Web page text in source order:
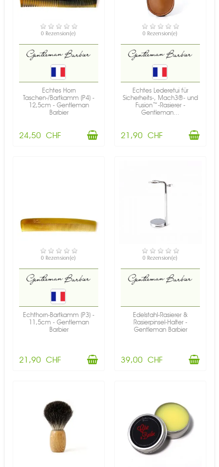
VERFÜGBAR
0 Rezension(e)
Echtes Horn
Taschen-/Bartkamm (P4) -
12,5cm - Gentleman
Barbier
24,50 CHF
VERFÜGBAR
0 Rezension(e)
Echtes Lederetui für
Sicherheits-, Mach3®- und
Fusion™-Rasierer -
Gentleman...
21,90 CHF
VERFÜGBAR
0 Rezension(e)
Echthorn-Bartkamm (P3) -
11,5cm - Gentleman
Barbier
21,90 CHF
VERFÜGBAR
0 Rezension(e)
Edelstahl-Rasierer &
Rasierpinsel-Halter -
Gentleman Barbier
39,00 CHF